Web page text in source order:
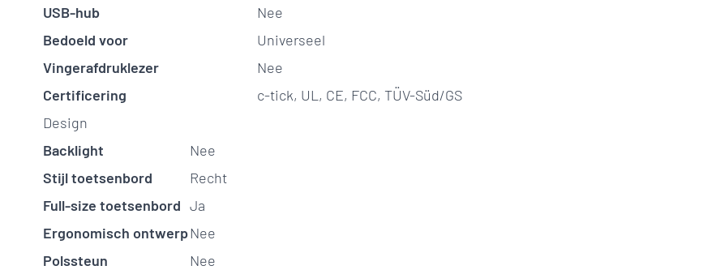
USB-hub
Nee
Bedoeld voor
Universeel
Vingerafdruklezer
Nee
Certificering
c-tick, UL, CE, FCC, TÜV-Süd/GS
Design
Backlight
Nee
Stijl toetsenbord
Recht
Full-size toetsenbord Ja
Ergonomisch ontwerpNee
Polssteun
Nee